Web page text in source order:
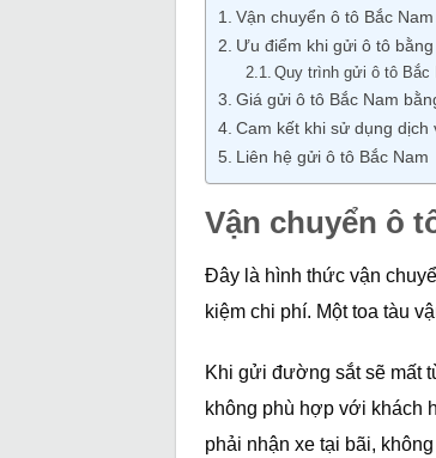
Vận chuyển ô tô Bắc
Ưu điểm khi gửi ô tô
Quy trình gửi ô tô Bắc
Giá gửi ô tô Bắc Nam
Cam kết khi sử dụng dịch
Liên hệ gửi ô tô Bắc Nam
Vận chuyển ô
Đây là hình thức vận
kiệm chi phí. Một toa tàu
Khi gửi đường sắt sẽ mất
không phù hợp với khách
phải nhận xe tại bãi,